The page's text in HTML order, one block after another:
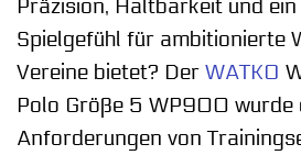
Präzision, Haltbarkeit und
Spielgefühl für ambitionierte
Vereine bietet? Der WATKO
Polo Größe 5 WP900 wurde
Anforderungen von